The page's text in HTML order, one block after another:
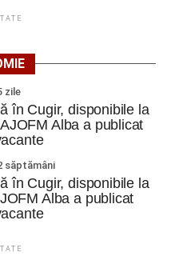
de participanți la cel de
Literacy, iar apoi fiecare
a sustenabilității.
să lucrăm în echipă și
instrument pentru
non-formale au avut
zile
în Cugir, disponibile la
Alba a publicat
săptămâni
în Cugir, disponibile la
Alba a publicat